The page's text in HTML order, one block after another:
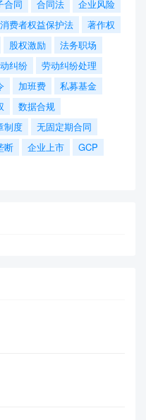
合同 合同法
企业风险
消费者权益保护法
著作权
股权激励
法务职场
纠纷
劳动纠纷处理
加班费
私募基金
数据合规
制度
无固定期合同
断 企业上市
GCP